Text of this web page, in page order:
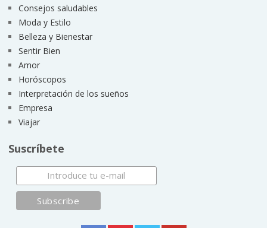
Consejos saludables
Moda y Estilo
Belleza y Bienestar
Sentir Bien
Amor
Horóscopos
Interpretación de los sueños
Empresa
Viajar
Suscríbete